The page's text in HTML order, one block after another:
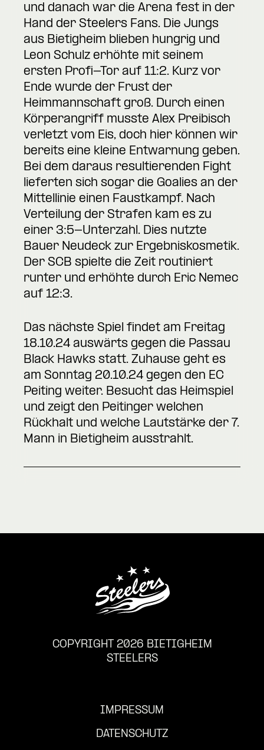
und danach war die Arena fest in der
Hand der Steelers Fans. Die Jungs
aus Bietigheim blieben hungrig und
Leon Schulz erhöhte mit seinem
ersten Profi-Tor auf 11:2. Kurz vor
Ende wurde der Frust der
Heimmannschaft groß. Durch einen
Körperangriff musste Alex Preibisch
verletzt vom Eis, doch hier können wir
bereits eine kleine Entwarnung geben.
Bei dem daraus resultierenden Fight
lieferten sich sogar die Goalies an der
Mittellinie einen Faustkampf. Nach
Verteilung der Strafen kam es zu
einer 3:5-Unterzahl. Dies nutzte
Bauer Neudeck zur Ergebniskosmetik.
Der SCB spielte die Zeit routiniert
runter und erhöhte durch Eric Nemec
auf 12:3.
Das nächste Spiel findet am Freitag
18.10.24 auswärts gegen die Passau
Black Hawks statt. Zuhause geht es
am Sonntag 20.10.24 gegen den EC
Peiting weiter. Besucht das Heimspiel
und zeigt den Peitinger welchen
Rückhalt und welche Lautstärke der 7.
Mann in Bietigheim ausstrahlt.
COPYRIGHT 2026 BIETIGHEIM
STEELERS
IMPRESSUM
DATENSCHUTZ